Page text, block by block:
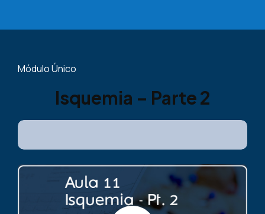
Módulo Único
Isquemia – Parte 2